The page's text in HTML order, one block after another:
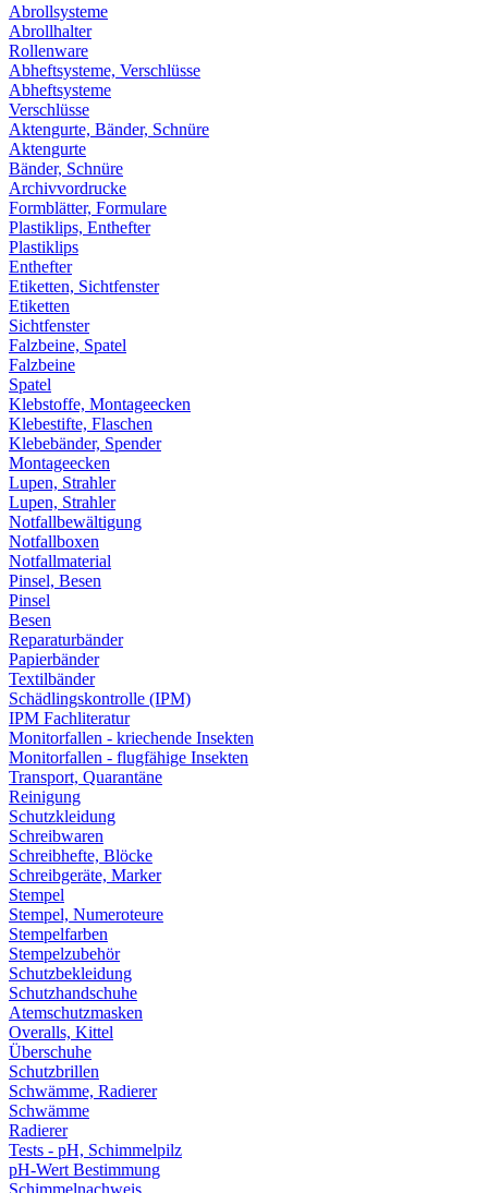
Abrollsysteme
Abrollhalter
Rollenware
Abheftsysteme, Verschlüsse
Abheftsysteme
Verschlüsse
Aktengurte, Bänder, Schnüre
Aktengurte
Bänder, Schnüre
Archivvordrucke
Formblätter, Formulare
Plastiklips, Enthefter
Plastiklips
Enthefter
Etiketten, Sichtfenster
Etiketten
Sichtfenster
Falzbeine, Spatel
Falzbeine
Spatel
Klebstoffe, Montageecken
Klebestifte, Flaschen
Klebebänder, Spender
Montageecken
Lupen, Strahler
Lupen, Strahler
Notfallbewältigung
Notfallboxen
Notfallmaterial
Pinsel, Besen
Pinsel
Besen
Reparaturbänder
Papierbänder
Textilbänder
Schädlingskontrolle (IPM)
IPM Fachliteratur
Monitorfallen - kriechende Insekten
Monitorfallen - flugfähige Insekten
Transport, Quarantäne
Reinigung
Schutzkleidung
Schreibwaren
Schreibhefte, Blöcke
Schreibgeräte, Marker
Stempel
Stempel, Numeroteure
Stempelfarben
Stempelzubehör
Schutzbekleidung
Schutzhandschuhe
Atemschutzmasken
Overalls, Kittel
Überschuhe
Schutzbrillen
Schwämme, Radierer
Schwämme
Radierer
Tests - pH, Schimmelpilz
pH-Wert Bestimmung
Schimmelnachweis